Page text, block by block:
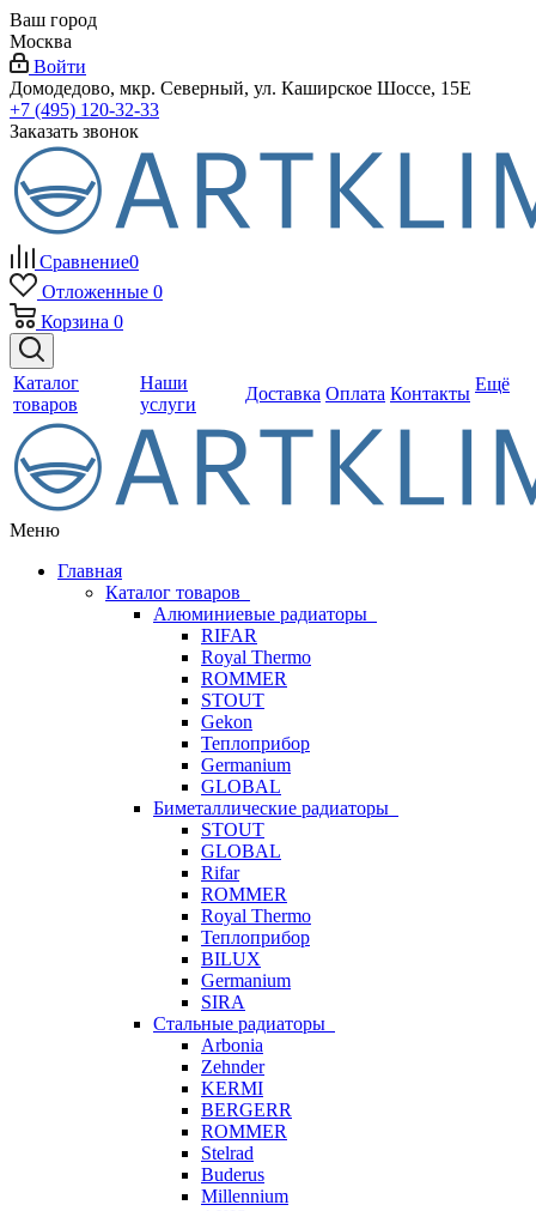
Ваш город
Москва
Войти
Домодедово, мкр. Северный, ул. Каширское Шоссе, 15Е
+7 (495) 120-32-33
Заказать звонок
Сравнение0
Отложенные 0
Корзина 0
Каталог
товаров
Наши
услуги
Доставка Оплата Контакты Ещё
Меню
Главная
Каталог товаров
Алюминиевые радиаторы
RIFAR
Royal Thermo
ROMMER
STOUT
Gekon
Теплоприбор
Germanium
GLOBAL
Биметаллические радиаторы
STOUT
GLOBAL
Rifar
ROMMER
Royal Thermo
Теплоприбор
BILUX
Germanium
SIRA
Стальные радиаторы
Arbonia
Zehnder
KERMI
BERGERR
ROMMER
Stelrad
Buderus
Millennium